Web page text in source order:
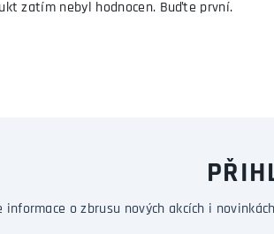
zatím nebyl hodnocen. Buďte první.
informace o zbrusu nových akcích i